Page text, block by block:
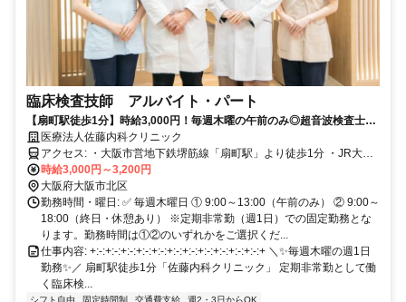
臨床検査技師 アルバイト・パート
【扇町駅徒歩1分】時給3,000円！毎週木曜の午前のみ◎超音波検査士の
資格と腹部エコー経験を活かして働きませんか？
医療法人佐藤内科クリニック
アクセス: ・大阪市営地下鉄堺筋線「扇町駅」より徒歩1分 ・JR大阪
環状線「天満駅」より徒歩3分 ※クリニックは天神橋筋商店街（天神
橋4丁目）の中にあり、雨の日でも通勤しやすくお買い物にも大変便
利です。
時給3,000円～3,200円
大阪府大阪市北区
勤務時間・曜日: ✅ 毎週木曜日 ① 9:00～13:00（午前のみ） ② 9:00～
18:00（終日・休憩あり） ※定期非常勤（週1日）での固定勤務とな
ります。勤務時間は①②のいずれかをご選択くだ...
仕事内容: +:-:+:-:+:-:+:-:+:-:+:-:+:-:+:-:+:-:+:-:+:-:+ ＼✨毎週木曜の週1日
勤務✨／ 扇町駅徒歩1分「佐藤内科クリニック」 定期非常勤として働
く臨床検...
シフト自由 固定時間制 交通費支給 週2・3日からOK